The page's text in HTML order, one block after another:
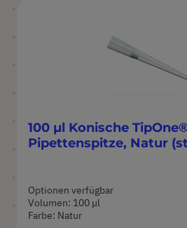
100 µl Konische
Pipettenspitze, Natur
Optionen verfügbar
Volumen: 100 µl
Farbe: Natur